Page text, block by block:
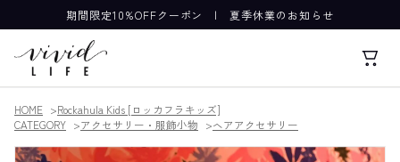
期間限定10%OFFクーポン |夏季休業のお知らせ
HOME
Rockahula Kids [ロッカフラキッズ]
CATEGORY
アクセサリー・服飾小物 ヘアアクセサリー